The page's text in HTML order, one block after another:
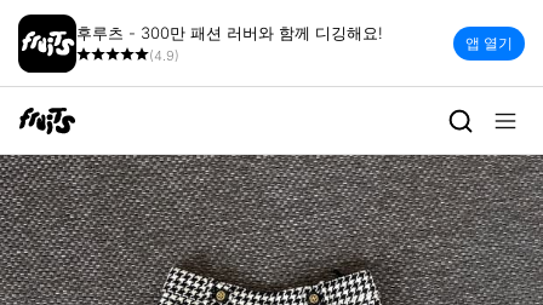
후루츠 - 300만 패션 러버와 함께 디깅해요!
(4.9)
앱 열기